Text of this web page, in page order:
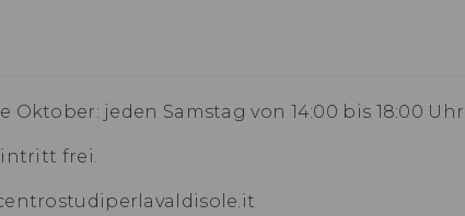
jeden Samstag von 14:00 bis 18:00 Uhr.
frei.